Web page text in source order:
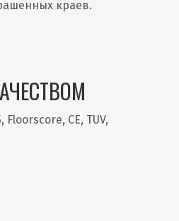
краев.
Floorscore, CE, TUV,